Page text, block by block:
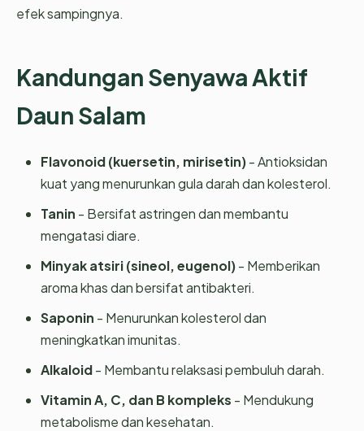
efek sampingnya.
Kandungan Senyawa Aktif
Daun Salam
Flavonoid (kuersetin, mirisetin)- Antioksidan
kuat yang menurunkan gula darah dan kolesterol.
Tanin - Bersifat astringen dan membantu
mengatasi diare.
Minyak atsiri (sineol, eugenol)- Memberikan
aroma khas dan bersifat antibakteri.
Saponin - Menurunkan kolesterol dan
meningkatkan imunitas.
Alkaloid- Membantu relaksasi pembuluh darah.
Vitamin A, C, dan B kompleks - Mendukung
metabolisme dan kesehatan.